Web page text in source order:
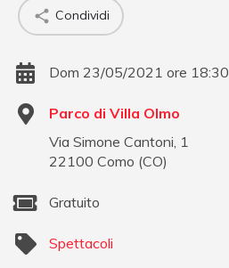
Condividi
Dom 23/05/2021 ore 18:30
Parco di Villa Olmo
Via Simone Cantoni, 1
22100 Como (CO)
Gratuito
Spettacoli